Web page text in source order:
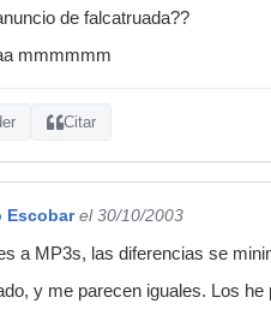
de falcatruada??
mmmmmm
Citar
Escobar el 30/10/2003
a MP3s, las diferencias se
y me parecen iguales. Los